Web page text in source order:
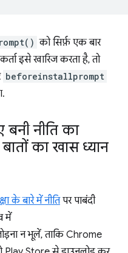
को सिर्फ़ एक बार
इसे खारिज करता है, तो
beforeinstallprompt
नीति का
का खास ध्यान
के बारे में नीतिपर पाबंदी
में
न भूलें, ताकि Chrome